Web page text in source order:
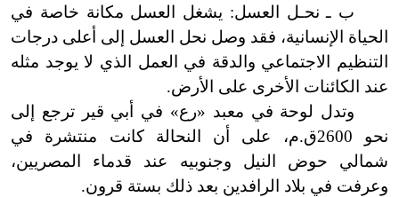
ب ـ نحـل العسل: يشغل العسل مكانة خاصة في
الحياة الإنسانية، فقد وصل نحل العسل إلى أعلى درجات
التنظيم الاجتماعي والدقة في العمل الذي لا يوجد مثله
عند الكائنات الأخرى على الأرض.
وتدل لوحة في معبد «رع» في أبي قير ترجع إلى
نحو 2600ق.م، على أن النحالة كانت منتشرة في
شمالي حوض النيل وجنوبيه عند قدماء المصريين،
وعرفت في بلاد الرافدين بعد ذلك بستة قرون.